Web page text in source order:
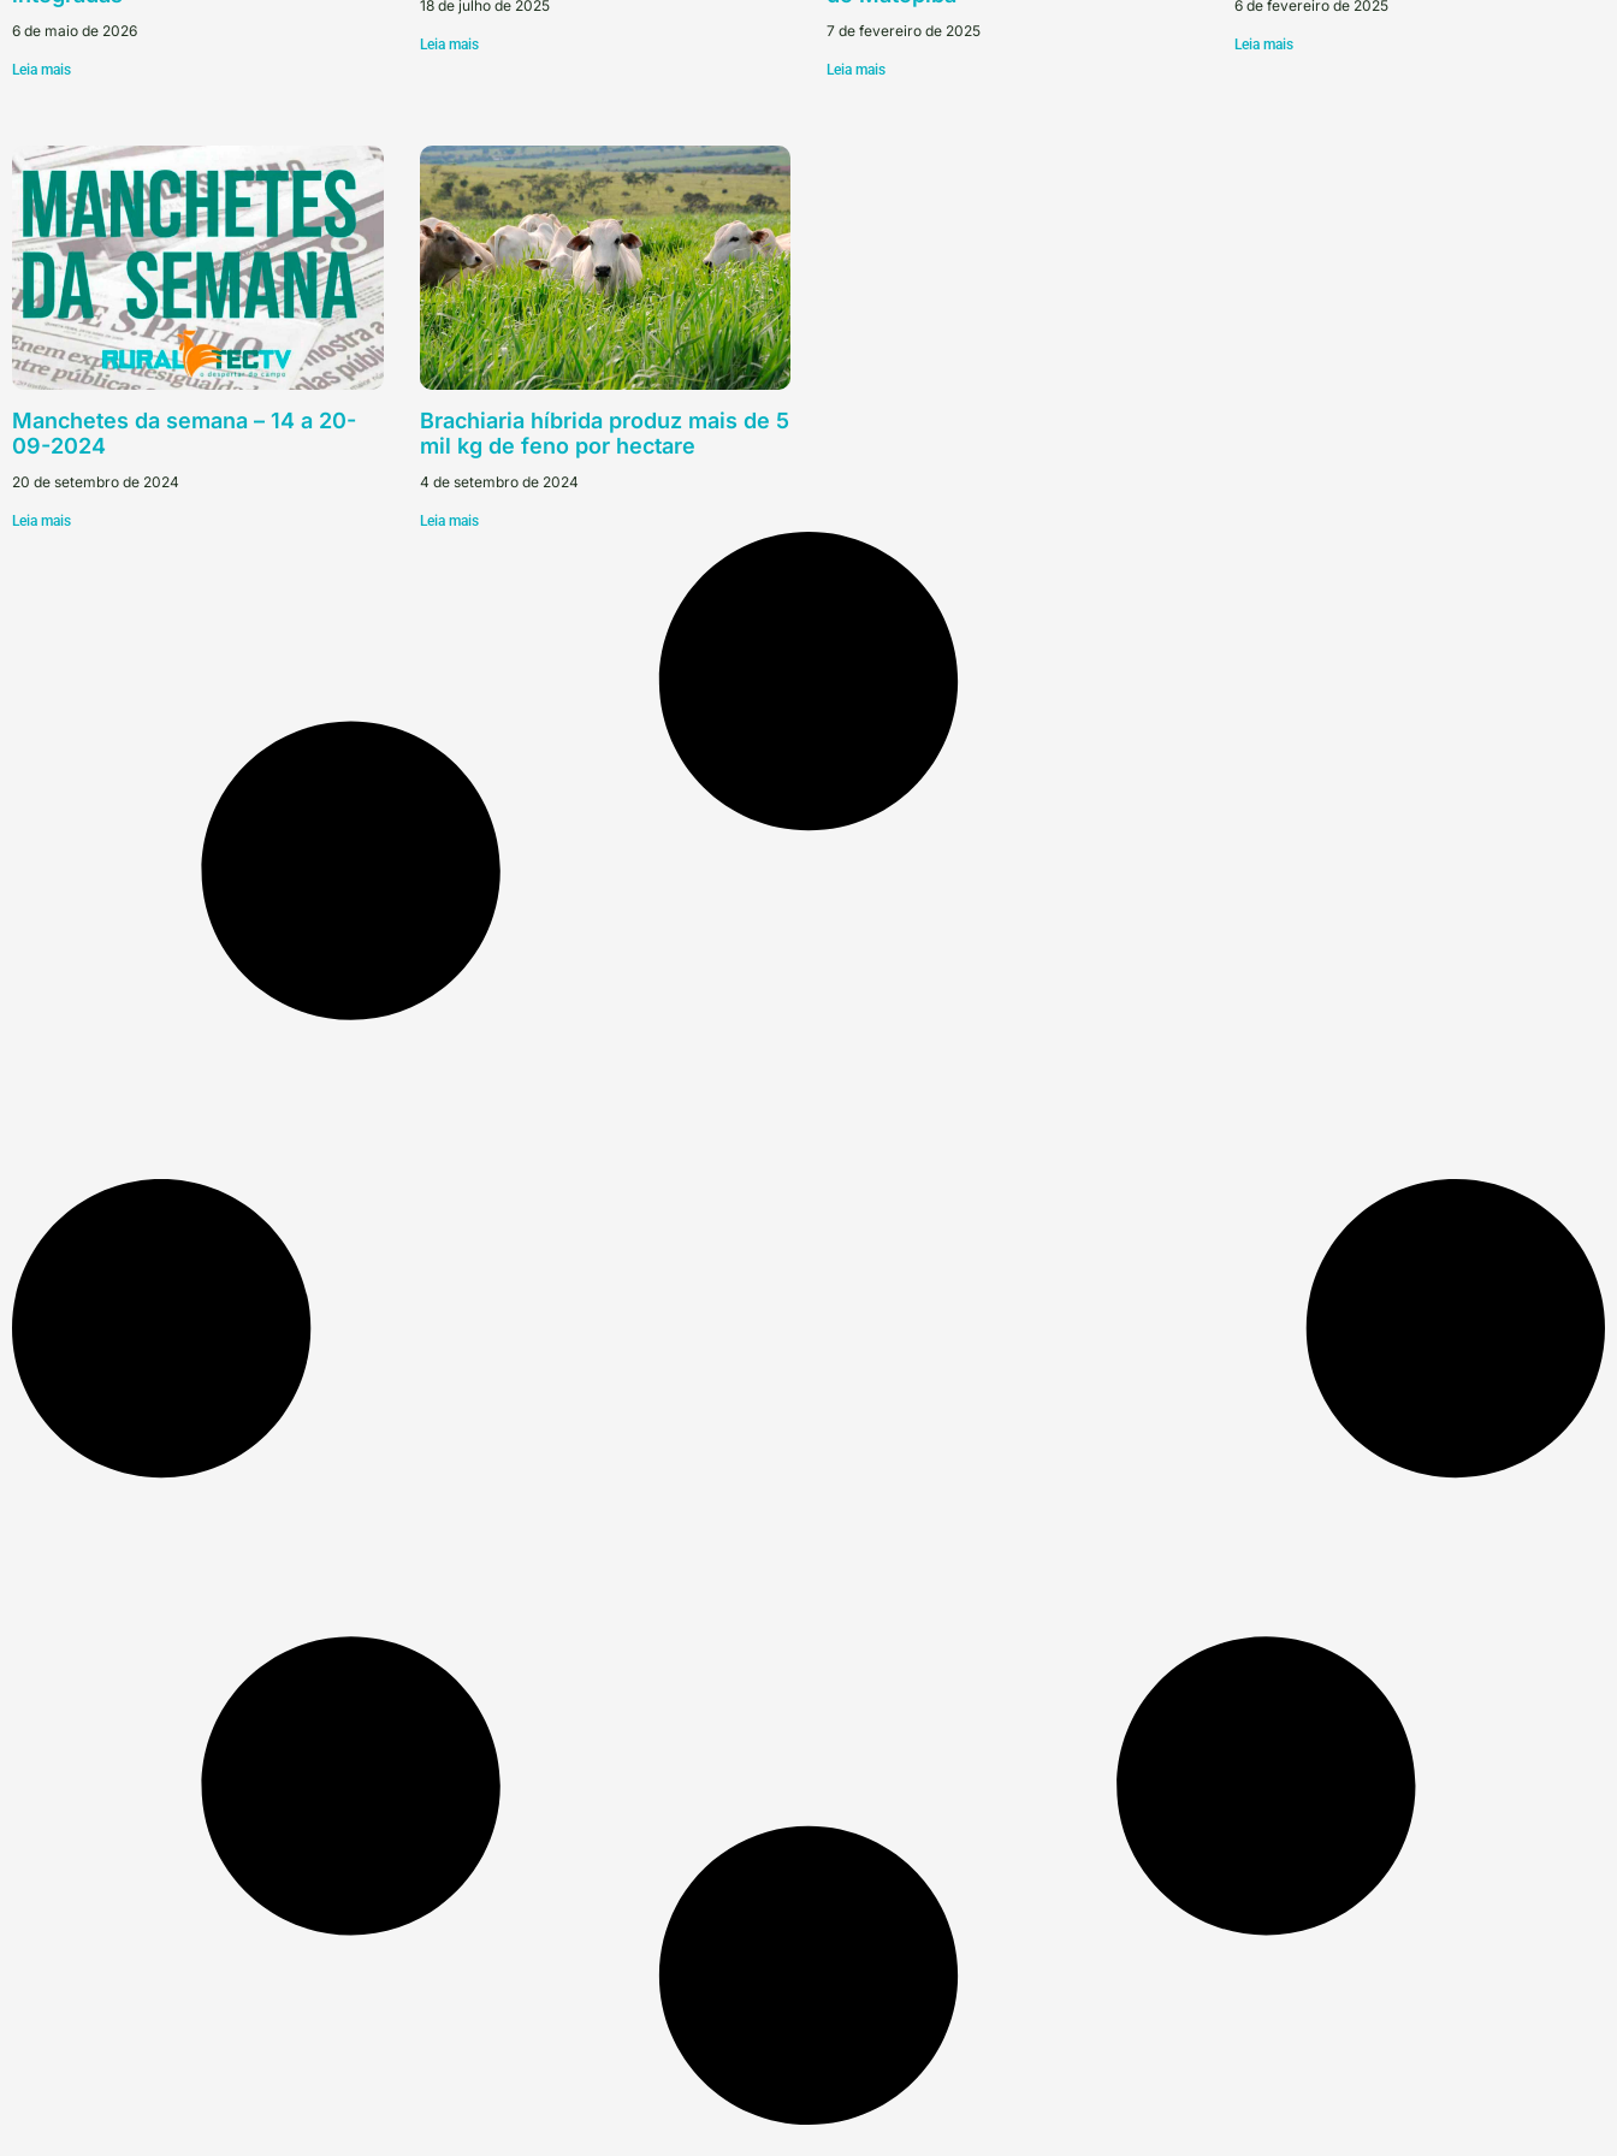
6 de maio de 2026
Leia mais
18 de julho de 2025
Leia mais
7 de fevereiro de 2025
Leia mais
6 de fevereiro de 2025
Leia mais
Manchetes da semana – 14 a 20-
09-2024
20 de setembro de 2024
Leia mais
Brachiaria híbrida produz mais de 5
mil kg de feno por hectare
4 de setembro de 2024
Leia mais